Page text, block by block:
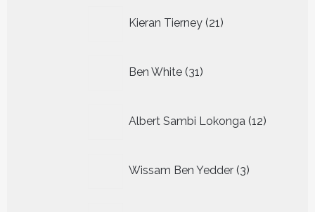
Kieran Tierney 21
producten
Ben White 31
producten
Albert Sambi Lokonga 12
Wissam Ben Yedder 3
producten